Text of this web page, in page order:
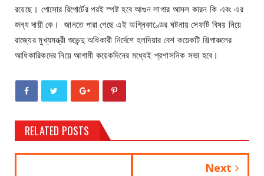
রয়েছে। পোসোর রিপোর্টের পরই স্পষ্ট হবে আগুন লাগার আসল কারন কি এবং এর
জন্য দায়ী কে। জানতে পারা গেছে এই অগ্নিকাণ্ডের ঘটনায় সেফটি বিষয় নিয়ে
রাজ্যের মুখ্যমন্ত্রী শুভেন্দু অধিকারী নির্দেশে হলদিয়ার বেশ কয়েকটি শিল্পাঞ্চলের
আধিকারিকদের নিয়ে আগামী কয়েকদিনের মধ্যেই প্রশাসনিক সভা হবে।
RELATED POSTS
Next